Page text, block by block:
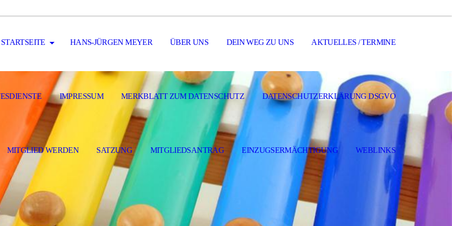
STARTSEITE HANS-JÜRGEN MEYER ÜBER UNS DEIN WEG ZU UNS AKTUELLES / TERMINE
IMPRESSUM MERKBLATT ZUM DATENSCHUTZ DATENSCHUTZERKLÄRUNG DSGVO
MITGLIED WERDEN SATZUNG MITGLIEDSANTRAG EINZUGSERMÄCHTIGUNG WEBLINKS